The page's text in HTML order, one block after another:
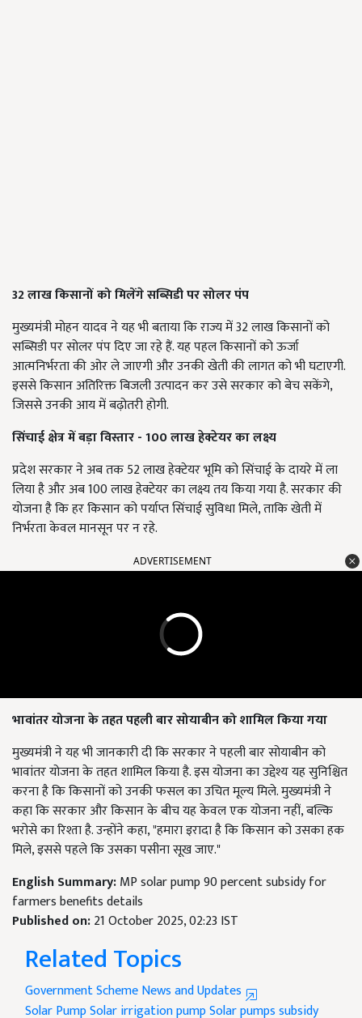
32लाख किसानों को मिलेंगे सब्सिडी पर सोलर पंप
मुख्यमंत्री मोहन यादव ने यह भी बताया कि राज्य में 32 लाख किसानों को
सब्सिडी पर सोलर पंप दिए जा रहे हैं. यह पहल किसानों को ऊर्जा
आत्मनिर्भरता की ओर ले जाएगी और उनकी खेती की लागत को भी घटाएगी.
इससे किसान अतिरिक्त बिजली उत्पादन कर उसे सरकार को बेच सकेंगे,
जिससे उनकी आय में बढ़ोतरी होगी.
सिंचाई क्षेत्र में बड़ा विस्तार - 100लाख हेक्टेयर का लक्ष्य
प्रदेश सरकार ने अब तक 52 लाख हेक्टेयर भूमि को सिंचाई के दायरे में ला
लिया है और अब 100 लाख हेक्टेयर का लक्ष्य तय किया गया है. सरकार की
योजना है कि हर किसान को पर्याप्त सिंचाई सुविधा मिले, ताकि खेती में
निर्भरता केवल मानसून पर न रहे.
ADVERTISEMENT
भावांतर योजना के तहत पहली बार सोयाबीन को शामिल किया गया
मुख्यमंत्री ने यह भी जानकारी दी कि सरकार ने पहली बार सोयाबीन को
भावांतर योजना के तहत शामिल किया है. इस योजना का उद्देश्य यह सुनिश्चित
करना है कि किसानों को उनकी फसल का उचित मूल्य मिले. मुख्यमंत्री ने
कहा कि सरकार और किसान के बीच यह केवल एक योजना नहीं, बल्कि
भरोसे का रिश्ता है. उन्होंने कहा, "हमारा इरादा है कि किसान को उसका हक
मिले, इससे पहले कि उसका पसीना सूख जाए."
English Summary:MP solar pump 90 percent subsidy for
farmers benefits details
Published on:21 October 2025, 02:23 IST
Related Topics
Government Scheme News and Updates
Solar PumpSolar irrigation pumpSolar pumps subsidy